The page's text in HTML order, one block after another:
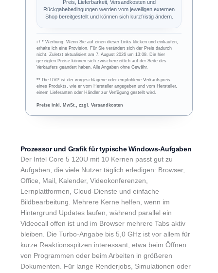
Preis, Lieferbarkeit, Versandkosten und
Rückgabebedingungen werden vom jeweiligen externen
Shop bereitgestellt und können sich kurzfristig ändern.
ℹ︎ / * Werbung: Wenn Sie auf einen dieser Links klicken und einkaufen,
erhalte ich eine Provision. Für Sie verändert sich der Preis dadurch
nicht. Zuletzt aktualisiert am 7. August 2026 um 13:08. Die hier
gezeigten Preise können sich zwischenzeitlich auf der Seite des
Verkäufers geändert haben. Alle Angaben ohne Gewähr.
** Die UVP ist der vorgeschlagene oder empfohlene Verkaufspreis
eines Produkts, wie er vom Hersteller angegeben und vom Hersteller,
einem Lieferanten oder Händler zur Verfügung gestellt wird.
Preise inkl. MwSt., zzgl. Versandkosten
Prozessor und Grafik für typische Windows-Aufgaben
Der Intel Core 5 120U mit 10 Kernen passt gut zu
Aufgaben, die viele Nutzer täglich erledigen: Browser,
Office, Mail, Kalender, Videokonferenzen,
Lernplattformen, Cloud-Dienste und einfache
Bildbearbeitung. Mehrere Kerne helfen, wenn im
Hintergrund Updates laufen, während parallel ein
Videocall offen ist und im Browser mehrere Tabs aktiv
bleiben. Die Turbo-Angabe bis 5,0 GHz ist vor allem für
kurze Reaktionsspitzen interessant, etwa beim Öffnen
von Programmen oder beim Arbeiten in größeren
Dokumenten. Für lange Renderjobs, Simulationen oder